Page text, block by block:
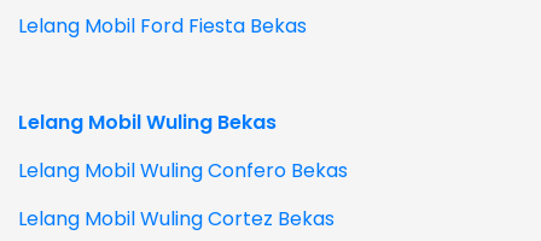
Lelang Mobil Ford Fiesta Bekas
Lelang Mobil Wuling Bekas
Lelang Mobil Wuling Confero Bekas
Lelang Mobil Wuling Cortez Bekas